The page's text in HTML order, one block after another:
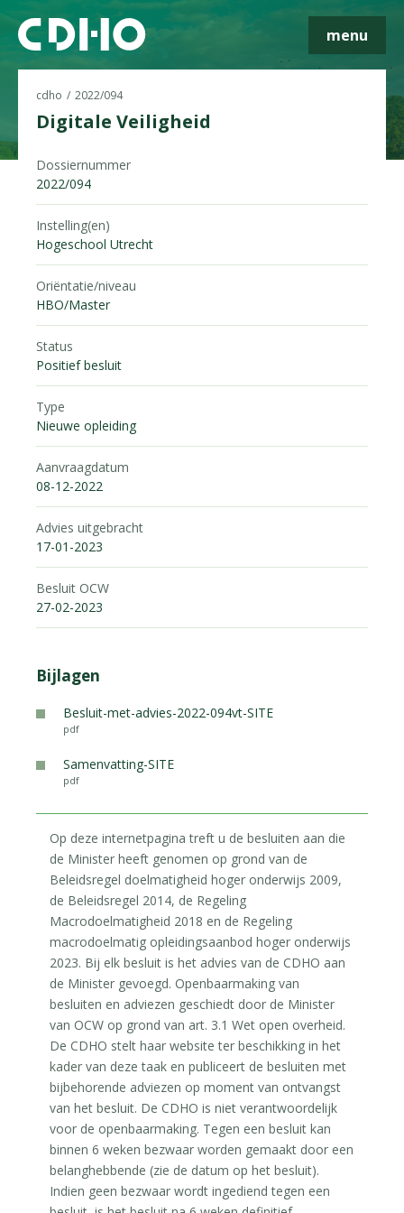
menu
cdho 2022/094
Digitale Veiligheid
Dossiernummer
2022/094
Instelling(en)
Hogeschool Utrecht
Oriëntatie/niveau
HBO/Master
Status
Positief besluit
Type
Nieuwe opleiding
Aanvraagdatum
08-12-2022
Advies uitgebracht
17-01-2023
Besluit OCW
27-02-2023
Bijlagen
Besluit-met-advies-2022-094vt-SITE
pdf
Samenvatting-SITE
pdf
Op deze internetpagina treft u de besluiten aan die
de Minister heeft genomen op grond van de
Beleidsregel doelmatigheid hoger onderwijs 2009,
de Beleidsregel 2014, de Regeling
Macrodoelmatigheid 2018 en de Regeling
macrodoelmatig opleidingsaanbod hoger onderwijs
2023. Bij elk besluit is het advies van de CDHO aan
de Minister gevoegd. Openbaarmaking van
besluiten en adviezen geschiedt door de Minister
van OCW op grond van art. 3.1 Wet open overheid.
De CDHO stelt haar website ter beschikking in het
kader van deze taak en publiceert de besluiten met
bijbehorende adviezen op moment van ontvangst
van het besluit. De CDHO is niet verantwoordelijk
voor de openbaarmaking. Tegen een besluit kan
binnen 6 weken bezwaar worden gemaakt door een
belanghebbende (zie de datum op het besluit).
Indien geen bezwaar wordt ingediend tegen een